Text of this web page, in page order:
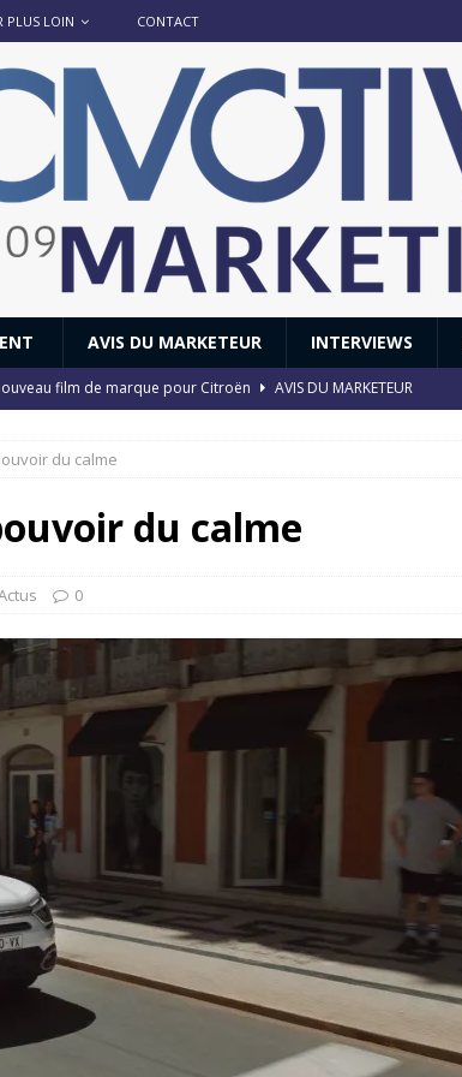
PLUS LOIN CONTACT
AVIS DU MARKETEUR INTERVIEWS
film de marque pour Citroën
AVIS DU MARKETEUR
GTi : naissance d’une légende
: Honda dévoile un spot publicitaire… confiné!
reprennent bientôt…
: Oui, les français vont parfois trop loin.
du calme
du calme
0